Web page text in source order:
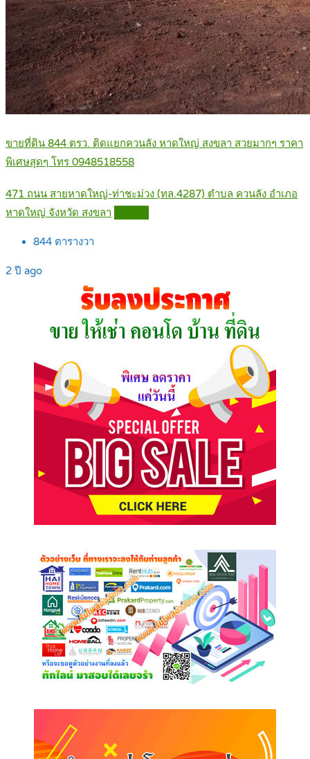
ขายที่ดิน 844 ตรว. ติดแยกควนลัง หาดใหญ่ สงขลา สวยมากๆ ราคา
พิเศษสุดๆ โทร 0948518558
471 ถนน สายหาดใหญ่-ท่าชะม่วง (ทล.4287) ตำบล ควนลัง อำเภอ
หาดใหญ่ จังหวัด สงขลา
844 ตารางวา
2 ปี ago